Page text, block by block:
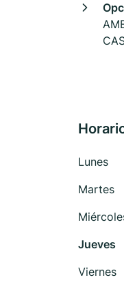
Lunes
Martes
Jueves
Viernes